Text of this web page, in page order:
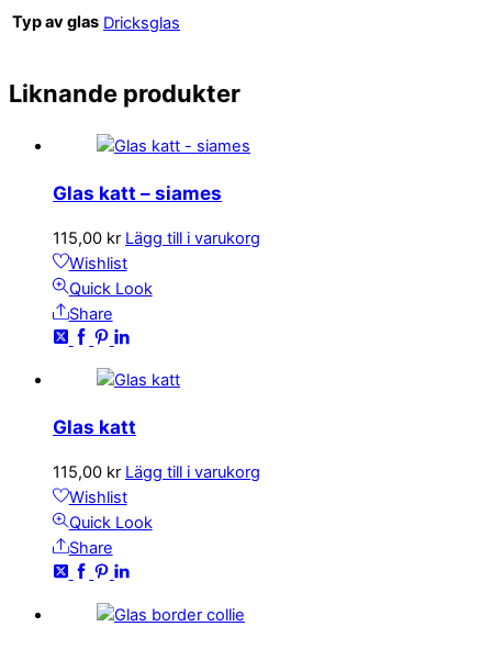
Typ av glas Dricksglas
Liknande produkter
Glas katt – siames
115,00 kr Lägg till i varukorg
Wishlist
Quick Look
Share
Glas katt
115,00 kr Lägg till i varukorg
Wishlist
Quick Look
Share